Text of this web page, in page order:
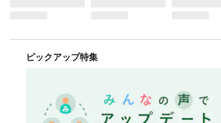
ピックアップ特集